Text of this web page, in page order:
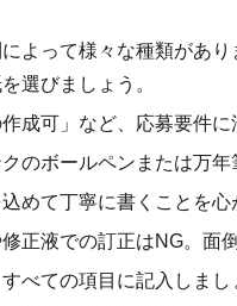
よって様々な種類があ
選びましょう。
成可」など、応募要件
のボールペンまたは万年
めて丁寧に書くことを心
正液での訂正はNG。面
べての項目に記入しまし